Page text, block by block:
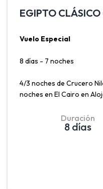
EGIPTO
Vuelo Especial
8 días - 7 noches
4/3 noches de Crucero
noches en El Cairo en
Salidas Madrid: Lunes,
Salidas Barcelona,
Duración
8 días